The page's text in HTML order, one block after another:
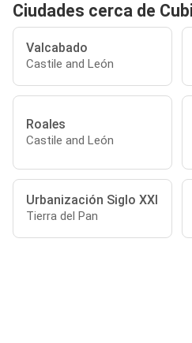
Ciudades cerca de
Valcabado
Castile and León
Roales
Castile and León
Urbanización Siglo XXI
Tierra del Pan